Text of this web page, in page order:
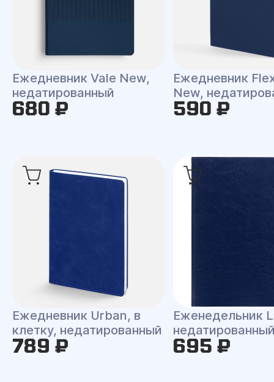
Ежедневник Vale New,
недатированный
680 ₽
Ежедневник
New,
590 ₽
Ежедневник Urban, в
клетку, недатированный
789 ₽
Еженедельник
695 ₽